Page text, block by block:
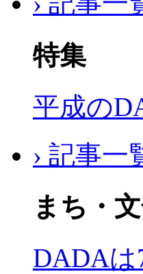
特集
平成の
› 記事一
まち・
DADAは